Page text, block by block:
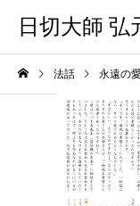
日切大師 弘
法話 永遠の